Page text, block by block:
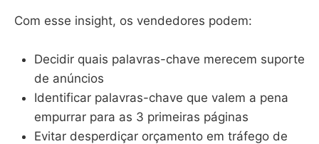
Com esse insight, os vendedores podem:
Decidir quais palavras-chave merecem suporte
de anúncios
Identificar palavras-chave que valem a pena
empurrar para as 3 primeiras páginas
Evitar desperdiçar orçamento em tráfego de